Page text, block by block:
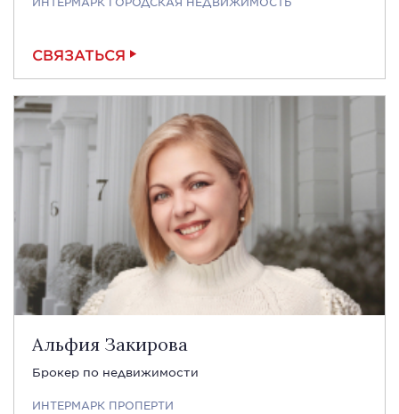
СВЯЗАТЬСЯ
Альфия Закирова
Брокер по недвижимости
ИНТЕРМАРК ПРОПЕРТИ